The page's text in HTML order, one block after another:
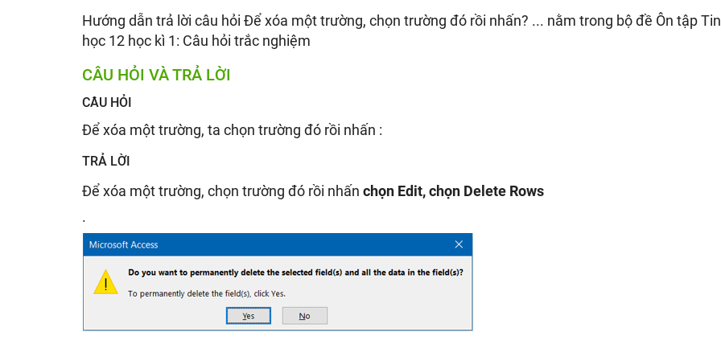
Hướng dẫn trả lời câu hỏi Để xóa một trường, chọn trường đó rồi nhấn? ... nằm trong bộ đề Ôn tập Tin
học 12 học kì 1: Câu hỏi trắc nghiệm
CÂU HỎI VÀ TRẢ LỜI
CÂU HỎI
Để xóa một trường, ta chọn trường đó rồi nhấn :
TRẢ LỜI
Để xóa một trường, chọn trường đó rồi nhấn chọn Edit, chọn Delete Rows
.